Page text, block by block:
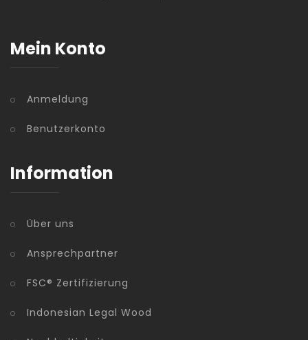
Mein Konto
Anmeldung
Benutzerkonto
Information
Über uns
Ansprechpartner
FSC® Zertifizierung
Indonesian Legal Wood